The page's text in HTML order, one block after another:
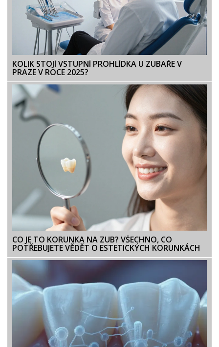
KOLIK STOJÍ VSTUPNÍ PROHLÍDKA U ZUBAŘE V
PRAZE V ROCE 2025?
CO JE TO KORUNKA NA ZUB? VŠECHNO, CO
POTŘEBUJETE VĚDĚT O ESTETICKÝCH KORUNKÁCH